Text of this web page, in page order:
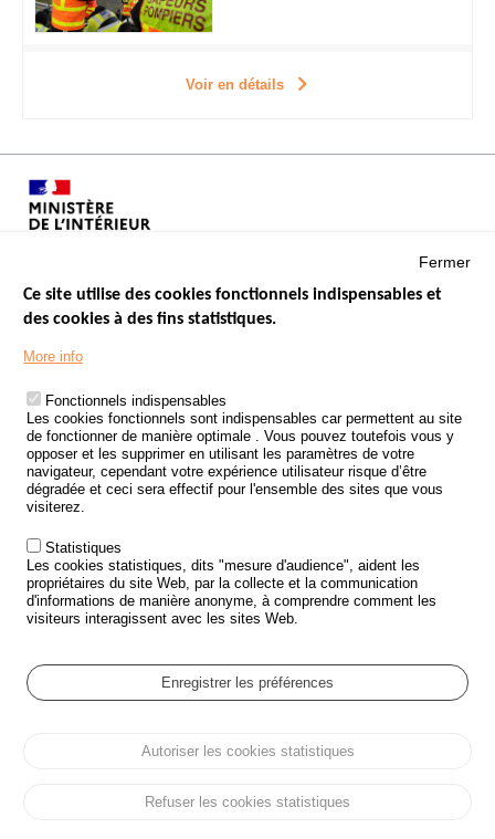
Voir en détails
Menu
Footer
LES SITES PUBLICS
ÉTAT DE L’INSÉCURITÉ ROUTIÈRE
TRAITEMENT DES DONNÉES PERSONNELLES DES ACCIDENTS DE
LA ROUTE
ETUDES ET RECHERCHES
APPEL À PROJETS
POLITIQUE DE SÉCURITÉ ROUTIÈRE
Outils
AGENDA
GLOSSAIRE
Cookie settings
Protection des données personnelles et Cookies
Fermer
Ce site utilise des cookies fonctionnels indispensables et
des cookies à des fins statistiques.
More info
Fonctionnels indispensables
Les cookies fonctionnels sont indispensables car permettent au site
de fonctionner de manière optimale . Vous pouvez toutefois vous y
opposer et les supprimer en utilisant les paramètres de votre
navigateur, cependant votre expérience utilisateur risque d’être
dégradée et ceci sera effectif pour l'ensemble des sites que vous
visiterez.
Statistiques
Les cookies statistiques, dits "mesure d'audience", aident les
propriétaires du site Web, par la collecte et la communication
d'informations de manière anonyme, à comprendre comment les
visiteurs interagissent avec les sites Web.
Enregistrer les préférences
Autoriser les cookies statistiques
Refuser les cookies statistiques